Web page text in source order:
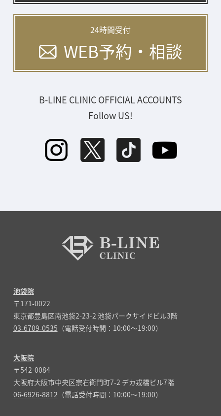
24時間受付
WEB予約・相談
B-LINE CLINIC OFFICIAL ACCOUNTS
Follow US!
池袋院
〒171-0022
東京都豊島区南池袋2-23-2 池袋パークサイドビル3階
03-6709-0535 （電話受付時間：10:00～19:00）
大阪院
〒542-0084
大阪府大阪市中央区宗右衛門町7-2 デカ戎橋ビル7階
06-6926-8812 （電話受付時間：10:00～19:00）